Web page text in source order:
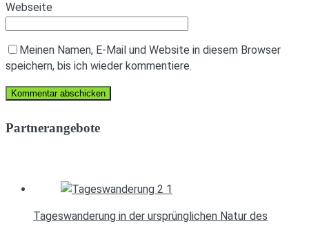
Webseite
Meinen Namen, E-Mail und Website in diesem Browser
speichern, bis ich wieder kommentiere.
Partnerangebote
Tageswanderung in der ursprünglichen Natur des